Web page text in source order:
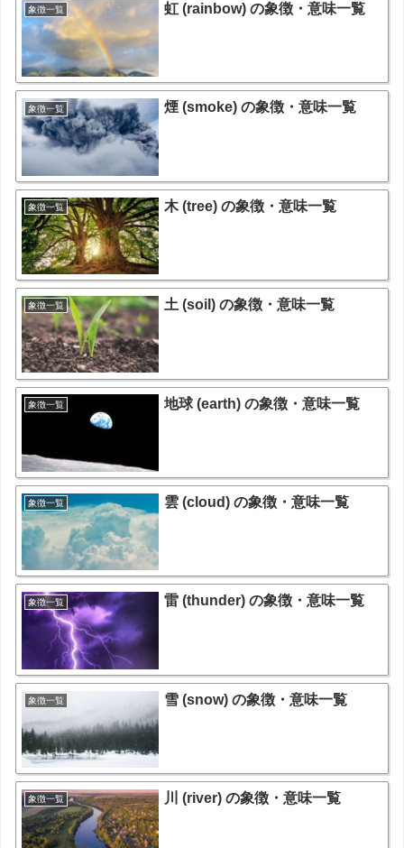
象徴一覧 虹 (rainbow) の象徴・意味一覧
象徴一覧 煙 (smoke) の象徴・意味一覧
象徴一覧 木 (tree) の象徴・意味一覧
象徴一覧 土 (soil) の象徴・意味一覧
象徴一覧 地球 (earth) の象徴・意味一覧
象徴一覧 雲 (cloud) の象徴・意味一覧
象徴一覧 雷 (thunder) の象徴・意味一覧
象徴一覧 雪 (snow) の象徴・意味一覧
象徴一覧 川 (river) の象徴・意味一覧